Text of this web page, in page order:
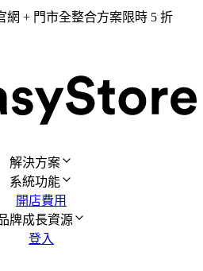
網 + 門市全整合方案限時 5 折
解決方案
系統功能
開店費用
牌成長資源
登入